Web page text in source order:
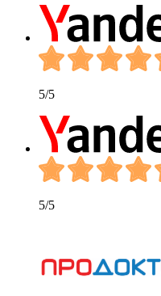
5/5
5/5